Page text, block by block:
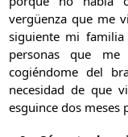
vergüenza que me
siguiente mi
personas que
cogiéndome del
necesidad de que
esguince dos meses